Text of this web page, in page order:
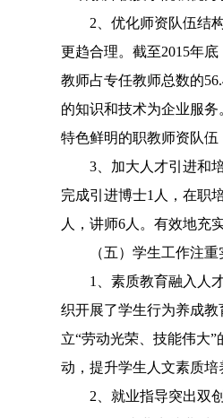
2、优化师资队伍结构
更趋合理。截至2015年
教师占专任教师总数的
的知识和技术为企业服
特色鲜明的职教师资队伍
3、加大人才引进和培
完成引进博士1人，在职
人，讲师6人。有效地充
（五）学生工作注重
1、素质教育融入人才
织开展了学生行为养成
立“劳动光荣、技能伟大
动，提升学生人文素质培
2、就业指导突出双创